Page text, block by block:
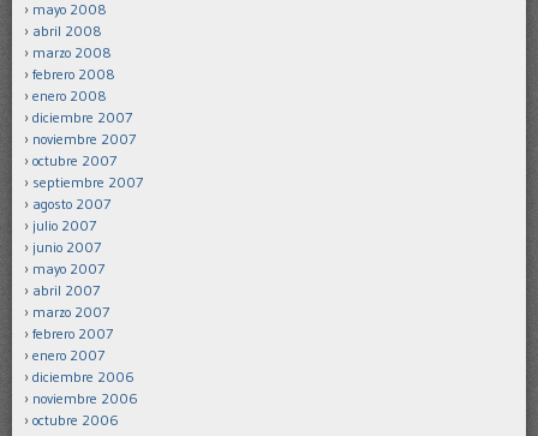
mayo 2008
abril 2008
marzo 2008
febrero 2008
enero 2008
diciembre 2007
noviembre 2007
octubre 2007
septiembre 2007
agosto 2007
julio 2007
junio 2007
mayo 2007
abril 2007
marzo 2007
febrero 2007
enero 2007
diciembre 2006
noviembre 2006
octubre 2006